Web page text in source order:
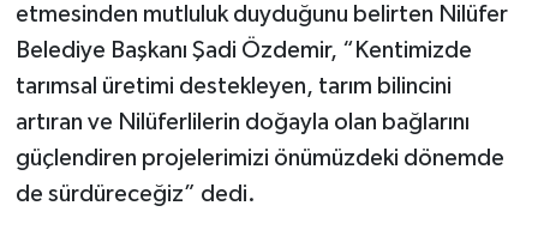
etmesinden mutluluk duyduğunu belirten Nilüfer
Belediye Başkanı Şadi Özdemir, “Kentimizde
tarımsal üretimi destekleyen, tarım bilincini
artıran ve Nilüferlilerin doğayla olan bağlarını
güçlendiren projelerimizi önümüzdeki dönemde
de sürdüreceğiz” dedi.